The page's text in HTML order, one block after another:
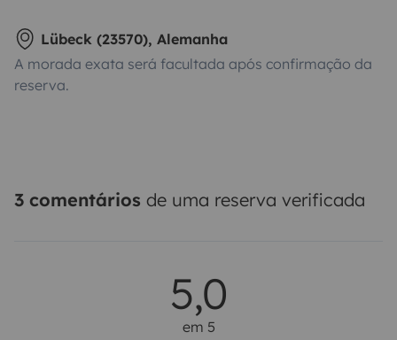
Lübeck (23570), Alemanha
A morada exata será facultada após confirmação da
reserva.
3 comentários de uma reserva verificada
5,0
em 5